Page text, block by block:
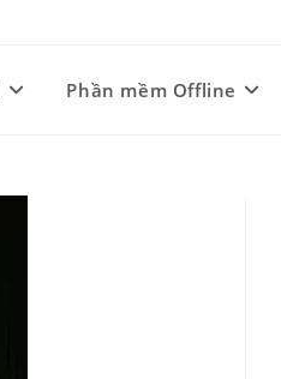
Phần mềm Offline